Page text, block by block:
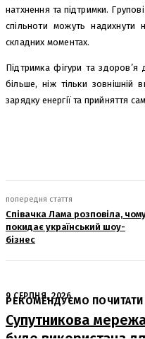
натхнення та підтримки.
спільноти можуть надихнути
складних моментах.
Підтримка фігури та
більше, ніж тільки
зарядку енергії та прийняття
попередня стаття
Співачка Лама розповіла,
покидає український шоу-
бізнес
РЕКОМЕНДУЄМО ПОЧИТАТИ
9 СЕРПНЯ, 2026
Супутникова